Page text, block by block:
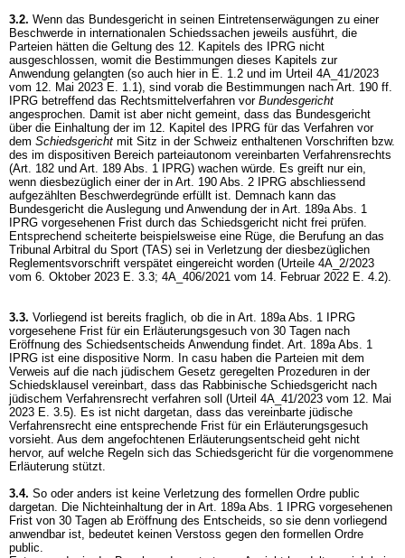
3.2. Wenn das Bundesgericht in seinen Eintretenserwägungen zu einer
Beschwerde in internationalen Schiedssachen jeweils ausführt, die
Parteien hätten die Geltung des 12. Kapitels des IPRG nicht
ausgeschlossen, womit die Bestimmungen dieses Kapitels zur
Anwendung gelangten (so auch hier in E. 1.2 und im Urteil 4A_41/2023
vom 12. Mai 2023 E. 1.1), sind vorab die Bestimmungen nach Art. 190 ff.
IPRG betreffend das Rechtsmittelverfahren vor Bundesgericht
angesprochen. Damit ist aber nicht gemeint, dass das Bundesgericht
über die Einhaltung der im 12. Kapitel des IPRG für das Verfahren vor
dem Schiedsgericht mit Sitz in der Schweiz enthaltenen Vorschriften bzw.
des im dispositiven Bereich parteiautonom vereinbarten Verfahrensrechts
(Art. 182 und Art. 189 Abs. 1 IPRG) wachen würde. Es greift nur ein,
wenn diesbezüglich einer der in Art. 190 Abs. 2 IPRG abschliessend
aufgezählten Beschwerdegründe erfüllt ist. Demnach kann das
Bundesgericht die Auslegung und Anwendung der in Art. 189a Abs. 1
IPRG vorgesehenen Frist durch das Schiedsgericht nicht frei prüfen.
Entsprechend scheiterte beispielsweise eine Rüge, die Berufung an das
Tribunal Arbitral du Sport (TAS) sei in Verletzung der diesbezüglichen
Reglementsvorschrift verspätet eingereicht worden (Urteile 4A_2/2023
vom 6. Oktober 2023 E. 3.3; 4A_406/2021 vom 14. Februar 2022 E. 4.2).
3.3. Vorliegend ist bereits fraglich, ob die in Art. 189a Abs. 1 IPRG
vorgesehene Frist für ein Erläuterungsgesuch von 30 Tagen nach
Eröffnung des Schiedsentscheids Anwendung findet. Art. 189a Abs. 1
IPRG ist eine dispositive Norm. In casu haben die Parteien mit dem
Verweis auf die nach jüdischem Gesetz geregelten Prozeduren in der
Schiedsklausel vereinbart, dass das Rabbinische Schiedsgericht nach
jüdischem Verfahrensrecht verfahren soll (Urteil 4A_41/2023 vom 12. Mai
2023 E. 3.5). Es ist nicht dargetan, dass das vereinbarte jüdische
Verfahrensrecht eine entsprechende Frist für ein Erläuterungsgesuch
vorsieht. Aus dem angefochtenen Erläuterungsentscheid geht nicht
hervor, auf welche Regeln sich das Schiedsgericht für die vorgenommene
Erläuterung stützt.
3.4. So oder anders ist keine Verletzung des formellen Ordre public
dargetan. Die Nichteinhaltung der in Art. 189a Abs. 1 IPRG vorgesehenen
Frist von 30 Tagen ab Eröffnung des Entscheids, so sie denn vorliegend
anwendbar ist, bedeutet keinen Verstoss gegen den formellen Ordre
public.